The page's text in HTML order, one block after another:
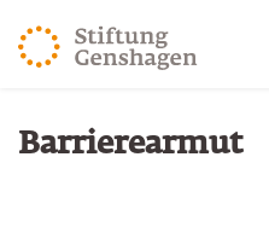
ZUM HAUPTINHALT
ZUR SUCHE SPRINGEN
Sie befinden sich hier:
Start
Barrierearmut